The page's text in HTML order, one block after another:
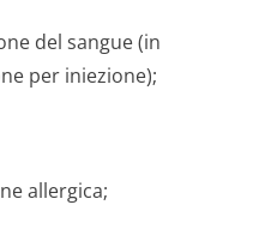
del sangue (in
per iniezione);
allergica;